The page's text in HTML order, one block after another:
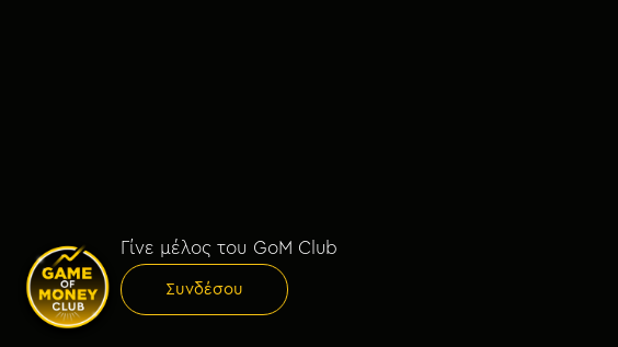
Γίνε μέλος του GoM Club
Συνδέσου